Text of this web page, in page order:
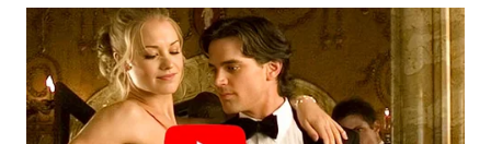
SUMEDANG
WN
CIANJUR